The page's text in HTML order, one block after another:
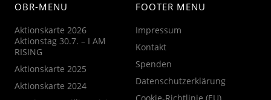
OBR-MENU
Aktionskarte 2026
Aktionstag 30.7. – I AM
RISING
Aktionskarte 2025
Aktionskarte 2024
FOOTER MENU
Impressum
Kontakt
Spenden
Datenschutzerklärung